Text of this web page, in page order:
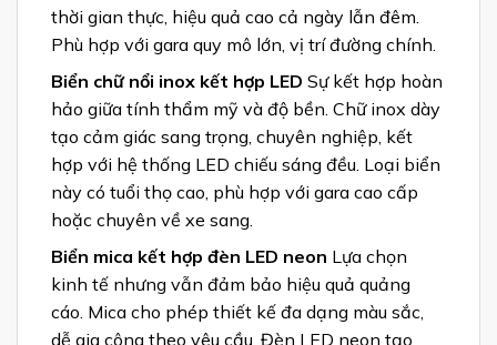
thời gian thực, hiệu quả cao cả ngày lẫn đêm.
Phù hợp với gara quy mô lớn, vị trí đường chính.
Biển chữ nổi inox kết hợp LED Sự kết hợp hoàn
hảo giữa tính thẩm mỹ và độ bền. Chữ inox dày
tạo cảm giác sang trọng, chuyên nghiệp, kết
hợp với hệ thống LED chiếu sáng đều. Loại biển
này có tuổi thọ cao, phù hợp với gara cao cấp
hoặc chuyên về xe sang.
Biển mica kết hợp đèn LED neon Lựa chọn
kinh tế nhưng vẫn đảm bảo hiệu quả quảng
cáo. Mica cho phép thiết kế đa dạng màu sắc,
dễ gia công theo yêu cầu. Đèn LED neon tạo